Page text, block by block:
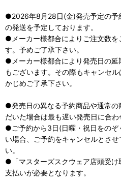
●2026年8月28日(金)発売予定の予
の発送を予定しております。
●メーカー様都合によりご注文数を
す。予めご了承下さい。
●メーカー様都合により発売日の
もございます。その際もキャンセ
かじめご了承下さい。
●発売日の異なる予約商品や通常の
だいた場合は最も遅い発売日に合わ
●ご予約から3日(日曜・祝日をのぞ
い場合、ご予約をキャンセルとさ
い。
●「マスターズスクウェア店頭受け
支払いが必要となります。